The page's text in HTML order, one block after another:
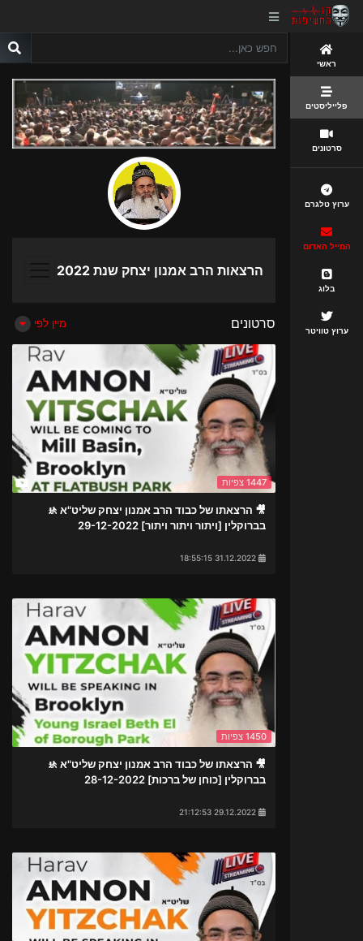
ראשי
פלייליסטים
סרטונים
ערוץ טלגרם
המייל האדום
בלוג
ערוץ טוויטר
הרצאות הרב אמנון יצחק שנת 2022
מיין לפי סרטונים
1447 צפיות
🎥 הרצאתו של כבוד הרב אמנון יצחק שליט"א 🚸
בברוקלין [ויתור ויתור ויתור] 29-12-2022
1450 צפיות
🎥 הרצאתו של כבוד הרב אמנון יצחק שליט"א 🚸
בברוקלין [כוחן של ברכות] 28-12-2022